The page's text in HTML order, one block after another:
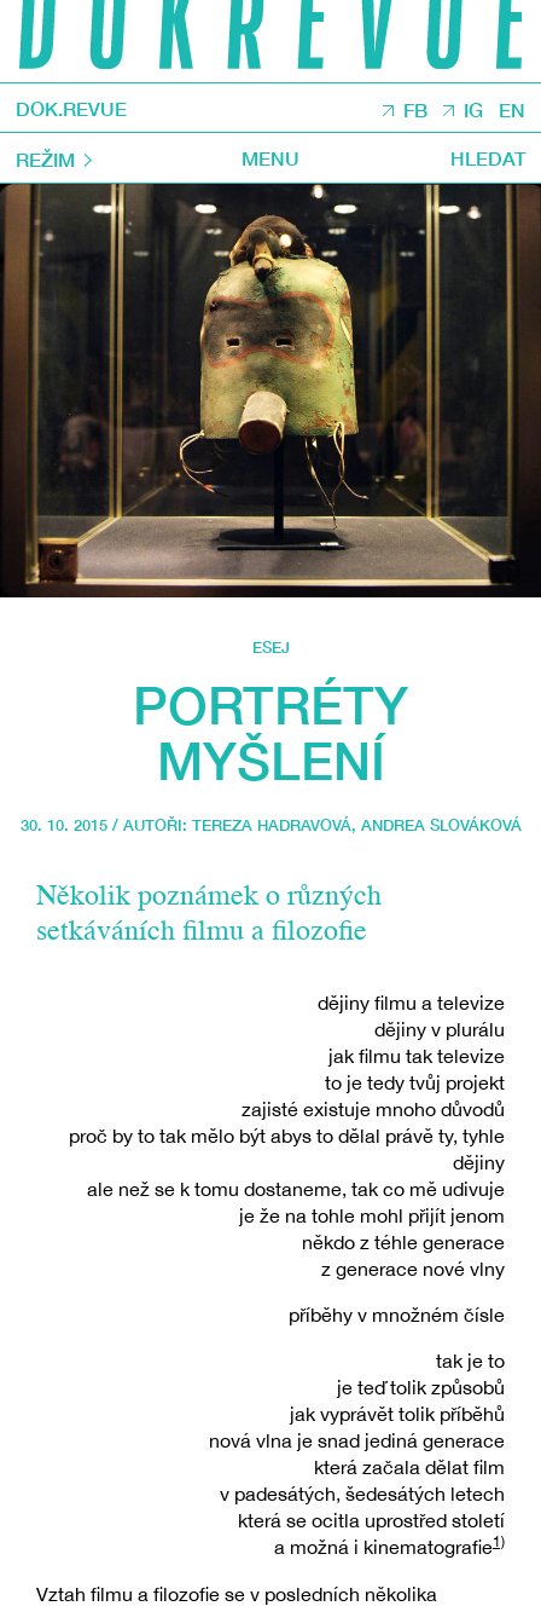
DOK.REVUE FB IG EN
REŽIM MENU HLEDAT
ESEJ
PORTRÉTY
MYŠLENÍ
30. 10. 2015 / AUTOŘI: TEREZA HADRAVOVÁ, ANDREA SLOVÁKOVÁ
Několik poznámek o různých
setkáváních filmu a filozofie
dějiny filmu a televize
dějiny v plurálu
jak filmu tak televize
to je tedy tvůj projekt
zajisté existuje mnoho důvodů
proč by to tak mělo být abys to dělal právě ty, tyhle
dějiny
ale než se k tomu dostaneme, tak co mě udivuje
je že na tohle mohl přijít jenom
někdo z téhle generace
z generace nové vlny
příběhy v množném čísle
tak je to
je teď tolik způsobů
jak vyprávět tolik příběhů
nová vlna je snad jediná generace
která začala dělat film
v padesátých, šedesátých letech
která se ocitla uprostřed století
a možná i kinematografie1)
Vztah filmu a filozofie se v posledních několika